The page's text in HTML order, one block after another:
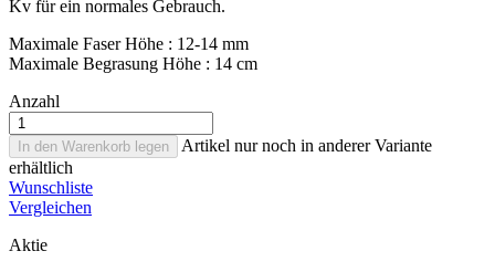
Kv für ein normales Gebrauch.
Maximale Faser Höhe : 12-14 mm
Maximale Begrasung Höhe : 14 cm
Anzahl
In den Warenkorb legen
Artikel nur noch in anderer Variante
erhältlich
Wunschliste
Vergleichen
Aktie